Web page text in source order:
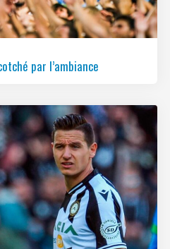
par l’ambiance